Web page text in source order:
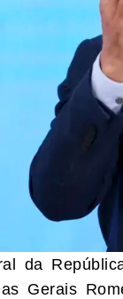
da
Gerais